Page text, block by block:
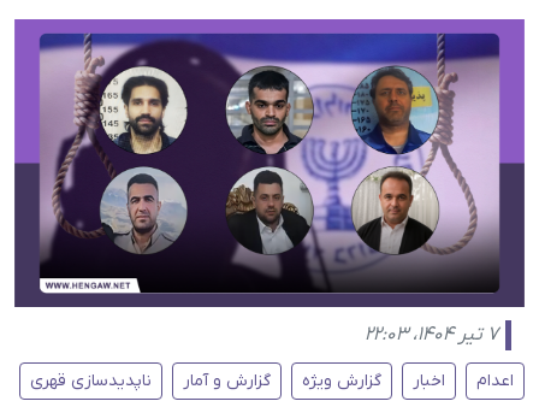
۷ تیر ۱۴۰۴، ۲۲:۰۳
اعدام اخبار گزارش ویژه گزارش و آمار ناپدیدسازی قهری